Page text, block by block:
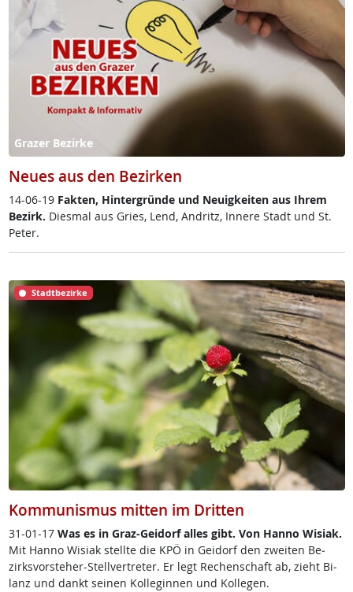
Grazer Bezirke
Neues aus den Bezirken
14-06-19 Fak­ten, Hin­ter­grün­de und Neu­ig­kei­ten aus Ih­rem
Be­zirk. Dies­mal aus Gries, Lend, An­dritz, In­ne­re Stadt und St.
Pe­ter.
Stadtbezirke
Kommunismus mitten im Dritten
31-01-17 Was es in Graz-Gei­dorf al­les gibt. Von Han­no Wi­siak.
Mit Han­no Wi­siak stell­te die KPÖ in Gei­dorf den zwei­ten Be­
zirks­vor­ste­her-Stell­ver­t­re­ter. Er legt Re­chen­schaft ab, zieht Bi­
lanz und dankt sei­nen Kol­le­gin­nen und Kol­le­gen.